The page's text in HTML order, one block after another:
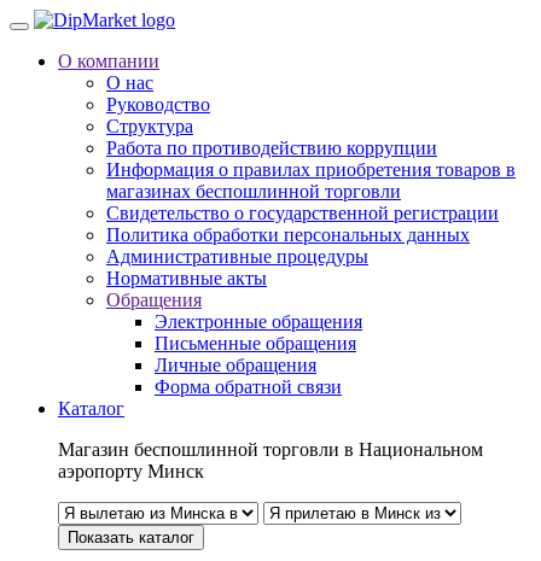
О компании
О нас
Руководство
Структура
Работа по противодействию коррупции
Информация о правилах приобретения товаров в
магазинах беспошлинной торговли
Свидетельство о государственной регистрации
Политика обработки персональных данных
Административные процедуры
Нормативные акты
Обращения
Электронные обращения
Письменные обращения
Личные обращения
Форма обратной связи
Каталог
Магазин беспошлинной торговли в Национальном
аэропорту Минск
Показать каталог